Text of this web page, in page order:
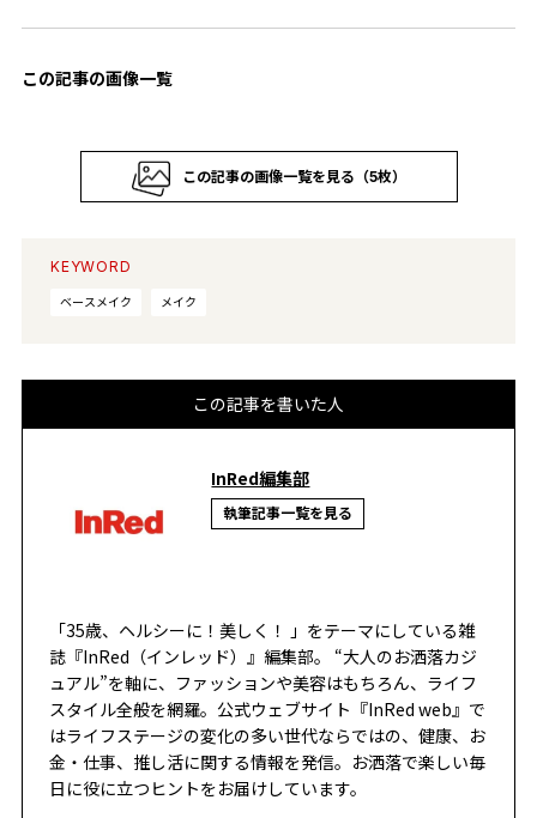
この記事の画像一覧
この記事の画像一覧を見る（5枚）
KEYWORD
ベースメイク
メイク
この記事を書いた人
InRed編集部
執筆記事一覧を見る
「35歳、ヘルシーに！美しく！ 」をテーマにしている雑
誌『InRed（インレッド）』編集部。 “大人のお洒落カジ
ュアル”を軸に、ファッションや美容はもちろん、ライフ
スタイル全般を網羅。公式ウェブサイト『InRed web』で
はライフステージの変化の多い世代ならではの、健康、お
金・仕事、推し活に関する情報を発信。お洒落で楽しい毎
日に役に立つヒントをお届けしています。